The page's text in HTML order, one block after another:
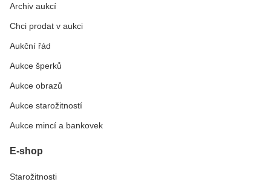
Archiv aukcí
Chci prodat v aukci
Aukční řád
Aukce šperků
Aukce obrazů
Aukce starožitností
Aukce mincí a bankovek
E-shop
Starožitnosti